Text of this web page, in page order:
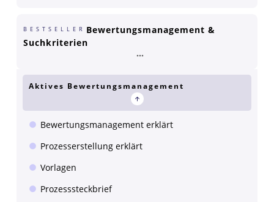
BESTSELLER Bewertungsmanagement &
Suchkriterien
Aktives Bewertungsmanagement
Bewertungsmanagement erklärt
Prozesserstellung erklärt
Vorlagen
Prozesssteckbrief